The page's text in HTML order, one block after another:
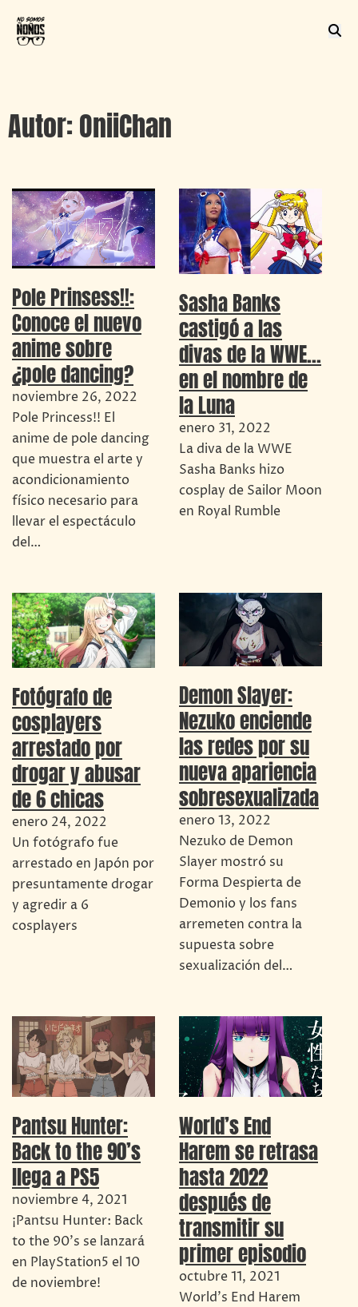
Autor:OniiChan
Pole Prinsess!!:
Conoce el nuevo
anime sobre
¿pole dancing?
noviembre 26, 2022
Pole Princess!! El
anime de pole dancing
que muestra el arte y
acondicionamiento
físico necesario para
llevar el espectáculo
del…
Sasha Banks
castigó a las
divas de la WWE…
en el nombre de
la Luna
enero 31, 2022
La diva de la WWE
Sasha Banks hizo
cosplay de Sailor Moon
en Royal Rumble
Fotógrafo de
cosplayers
arrestado por
drogar y abusar
de 6 chicas
enero 24, 2022
Un fotógrafo fue
arrestado en Japón por
presuntamente drogar
y agredir a 6
cosplayers
Demon Slayer:
Nezuko enciende
las redes por su
nueva apariencia
sobresexualizada
enero 13, 2022
Nezuko de Demon
Slayer mostró su
Forma Despierta de
Demonio y los fans
arremeten contra la
supuesta sobre
sexualización del…
Pantsu Hunter:
Back to the 90’s
llega a PS5
noviembre 4, 2021
¡Pantsu Hunter: Back
to the 90's se lanzará
en PlayStation5 el 10
de noviembre!
World’s End
Harem se retrasa
hasta 2022
después de
transmitir su
primer episodio
octubre 11, 2021
World's End Harem